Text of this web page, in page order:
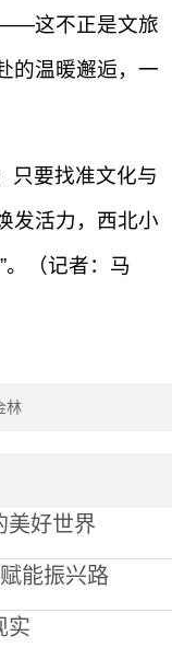
这不正是文旅
的温暖邂逅，一
只要找准文化与
发活力，西北小
。（记者：马
林
美好世界
能振兴路
实